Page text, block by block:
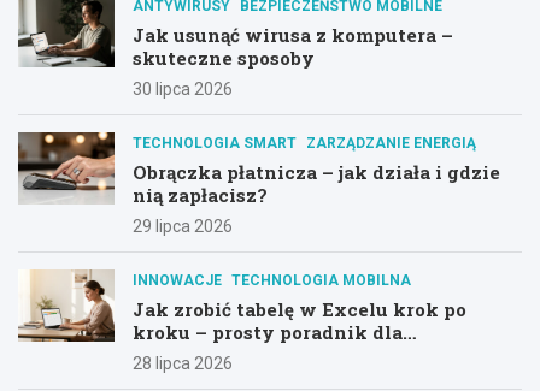
ANTYWIRUSY BEZPIECZEŃSTWO MOBILNE
Jak usunąć wirusa z komputera –
skuteczne sposoby
30 lipca 2026
TECHNOLOGIA SMART ZARZĄDZANIE ENERGIĄ
Obrączka płatnicza – jak działa i gdzie
nią zapłacisz?
29 lipca 2026
INNOWACJE TECHNOLOGIA MOBILNA
Jak zrobić tabelę w Excelu krok po
kroku – prosty poradnik dla
początkujących
28 lipca 2026